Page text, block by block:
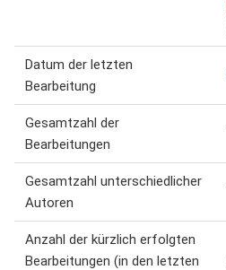
Datum der letzten
Bearbeitung
Gesamtzahl der
Bearbeitungen
Gesamtzahl unterschiedlicher
Autoren
Anzahl der kürzlich erfolgten
Bearbeitungen (in den letzten